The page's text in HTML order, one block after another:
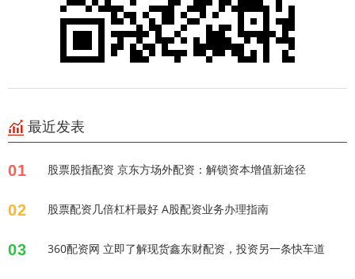
最近发表
01 股票股指配资 京东方场外配资：解锁资本增值新途径
02 股票配资几倍杠杆最好 A股配资业务办理指南
03 360配资网 立即了解现货鑫东财配资，投资另一条快车道